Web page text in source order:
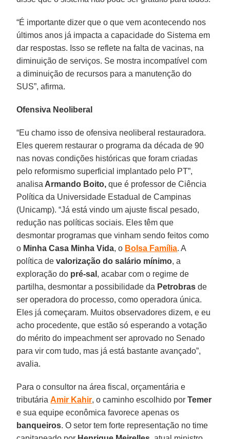
“É importante dizer que o que vem acontecendo nos
últimos anos já impacta a capacidade do Sistema em
dar respostas. Isso se reflete na falta de vacinas, na
diminuição de serviços. Se mostra incompatível com
a diminuição de recursos para a manutenção do
SUS”, afirma.
Ofensiva Neoliberal
“Eu chamo isso de ofensiva neoliberal restauradora.
Eles querem restaurar o programa da década de 90
nas novas condições históricas que foram criadas
pelo reformismo superficial implantado pelo PT”,
analisa Armando Boito, que é professor de Ciência
Política da Universidade Estadual de Campinas
(Unicamp). “Já está vindo um ajuste fiscal pesado,
redução nas políticas sociais. Eles têm que
desmontar programas que vinham sendo feitos como
o Minha Casa Minha Vida, o Bolsa Família. A
política de valorização do salário mínimo, a
exploração do pré-sal , acabar com o regime de
partilha, desmontar a possibilidade da Petrobras de
ser operadora do processo, como operadora única.
Eles já começaram. Muitos observadores dizem, e eu
acho procedente, que estão só esperando a votação
do mérito do impeachment ser aprovado no Senado
para vir com tudo, mas já está bastante avançado”,
avalia.
Para o consultor na área fiscal, orçamentária e
tributáriaAmir Kahir, o caminho escolhido porTemer
e sua equipe econômica favorece apenas os
banqueiros. O setor tem forte representação no time